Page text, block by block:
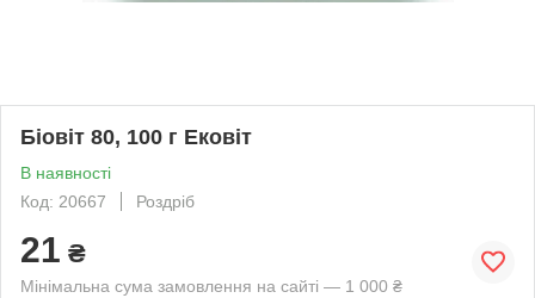
Біовіт 80, 100 г Ековіт
В наявності
Код: 20667
Роздріб
21 ₴
Мінімальна сума замовлення на сайті — 1 000 ₴